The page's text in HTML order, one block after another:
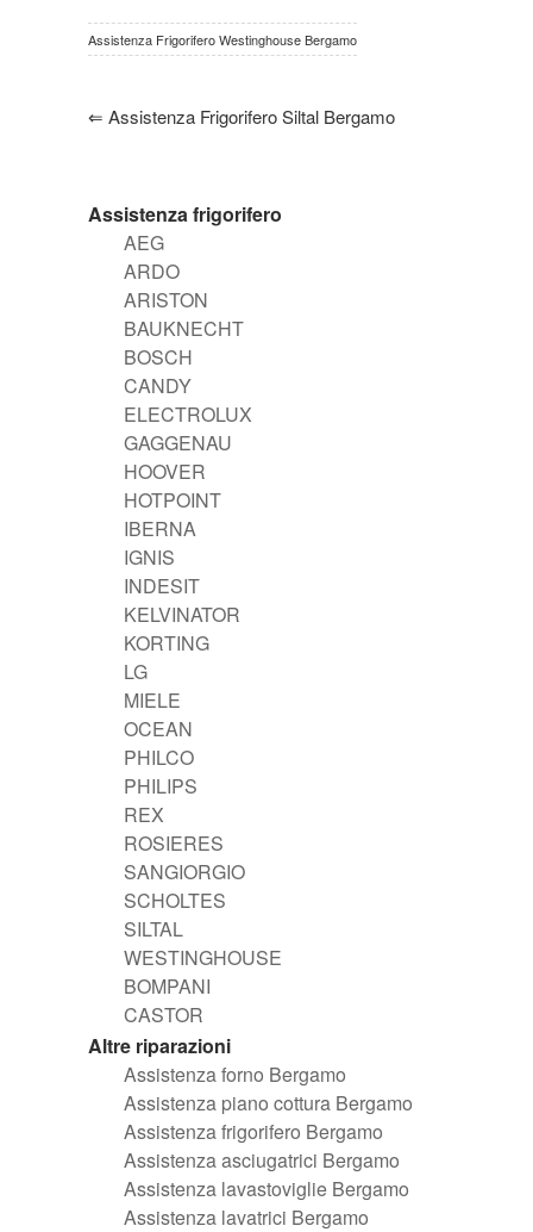
Assistenza Frigorifero Westinghouse Bergamo
⇐ Assistenza Frigorifero Siltal Bergamo
Assistenza frigorifero
AEG
ARDO
ARISTON
BAUKNECHT
BOSCH
CANDY
ELECTROLUX
GAGGENAU
HOOVER
HOTPOINT
IBERNA
IGNIS
INDESIT
KELVINATOR
KORTING
LG
MIELE
OCEAN
PHILCO
PHILIPS
REX
ROSIERES
SANGIORGIO
SCHOLTES
SILTAL
WESTINGHOUSE
BOMPANI
CASTOR
Altre riparazioni
Assistenza forno Bergamo
Assistenza piano cottura Bergamo
Assistenza frigorifero Bergamo
Assistenza asciugatrici Bergamo
Assistenza lavastoviglie Bergamo
Assistenza lavatrici Bergamo